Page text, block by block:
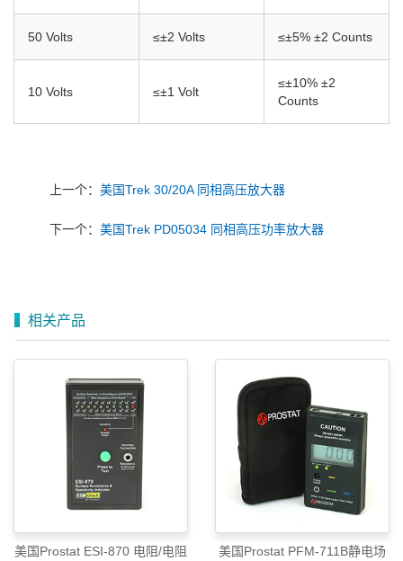
50 Volts ≤±2 Volts ≤±5% ±2 Counts
10 Volts ≤±1 Volt
≤±10% ±2
Counts
上一个： 美国Trek 30/20A 同相高压放大器
下一个： 美国Trek PD05034 同相高压功率放大器
相关产品
美国Prostat ESI-870 电阻/电阻
美国Prostat PFM-711B静电场